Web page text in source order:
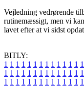
Vejledning vedrørende
rutinemæssigt, men vi
lavet efter at vi sidst
BITLY:
1 1 1 1 1 1 1 1 1 1 1 1 1 1
1 1 1 1 1 1 1 1 1 1 1 1 1 1
1 1 1 1 1 1 1 1 1 1 1 1 1 1